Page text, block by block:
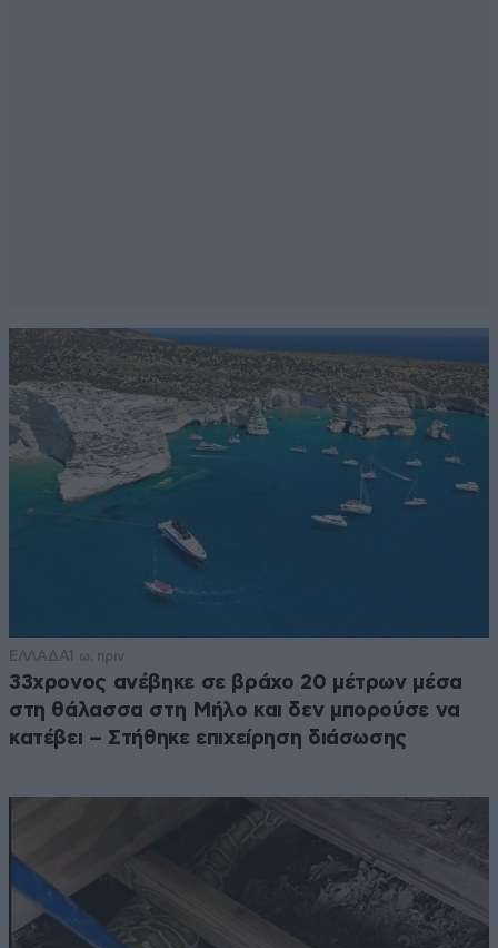
μέσα σε 60% νεράκι Υποχρεώστε να αναγράφει
αντισηπτικό κατάλληλο για covid-19. Θα μας στείλλετε
μια ώρα αρχύτερα με την ανικανότητα του κρατικού
ρωμείκου μηχανισμού του καραγκιόζ μπερντέ.
Απαντήστε 1
@Περαστικός 06·04·2020 10:45
Για εξήγησε και σε μας τους άσχετους τι
εννοείς 70% οινόπνευμα σε 60% νερό (το
Απαντήστε
Καλύφθηκες? 06·04·2020 11:47
70%
ΕΛΛΑΔΑ1 ω. πριν
33χρονος ανέβηκε σε βράχο 20 μέτρων μέσα
στη θάλασσα στη Μήλο και δεν μπορούσε να
κατέβει – Στήθηκε επιχείρηση διάσωσης